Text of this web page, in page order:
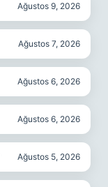
Ağustos 9, 2026
Ağustos 7, 2026
Ağustos 6, 2026
Ağustos 6, 2026
Ağustos 5, 2026